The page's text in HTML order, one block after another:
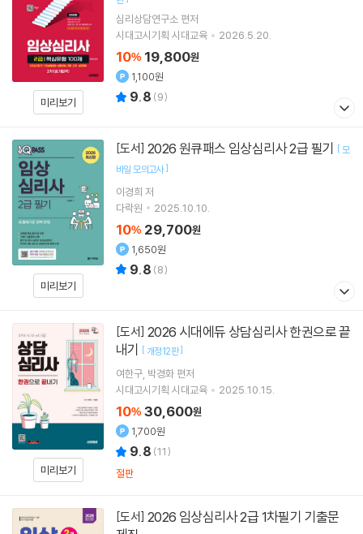
미리보기
심리상담연구소 편저
시대고시기획 시대교육
2026.5.20.
10% 19,800원
1,100원
9.8 (9)
미리보기
[도서] 2026 원큐패스 임상심리사 2급 필기 [ 모
바일 모의고사]
이경희 저
다락원
2025.10.10.
10% 29,700원
1,650원
9.8 (8)
미리보기
[도서]
내기 [개정12판]
여한구 박경화 편저
시대고시기획 시대교육
2025.10.15.
10% 30,600원
1,700원
9.8 (11)
절판
[도서]